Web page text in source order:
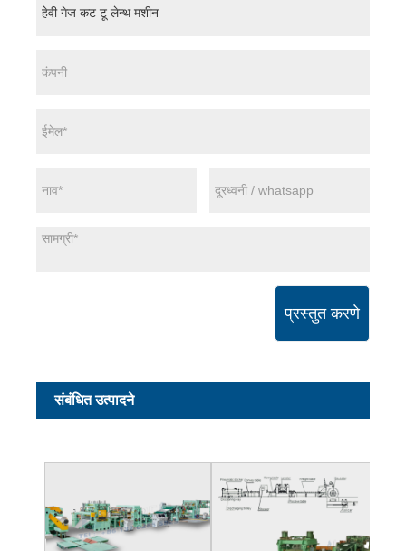
प्रस्तुत करणे
संबंधित उत्पादने